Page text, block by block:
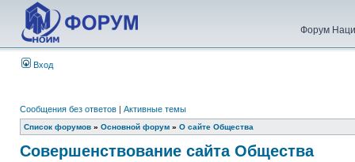
Форум
Вход
Сообщения без ответов | Активные темы
Список форумов » Основной форум » О сайте Общества
Совершенствование сайта Общества